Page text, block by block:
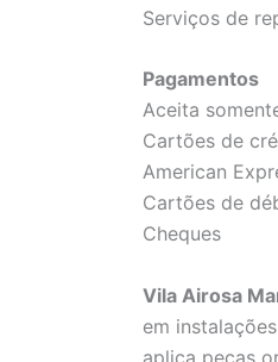
Serviços de
Pagamentos
Aceita
Cartões de
American
Cartões de
Cheques
Vila Airosa
em
aplica peças